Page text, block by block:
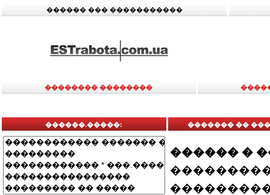
������ ��� �����������
�������� ��������
������.�����: ������� ��
������ �